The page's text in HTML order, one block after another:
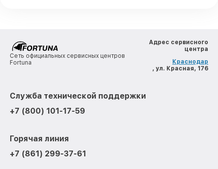
Сеть официальных сервисных центров
Fortuna
Адрес сервисного
центра
Краснодар
, ул. Красная, 176
Служба технической поддержки
+7 (800) 101-17-59
Горячая линия
+7 (861) 299-37-61